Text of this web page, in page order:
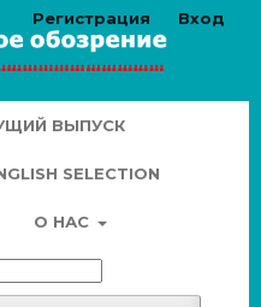
ВЫПУСК
SELECTION
О НАС
Регистрация Вход